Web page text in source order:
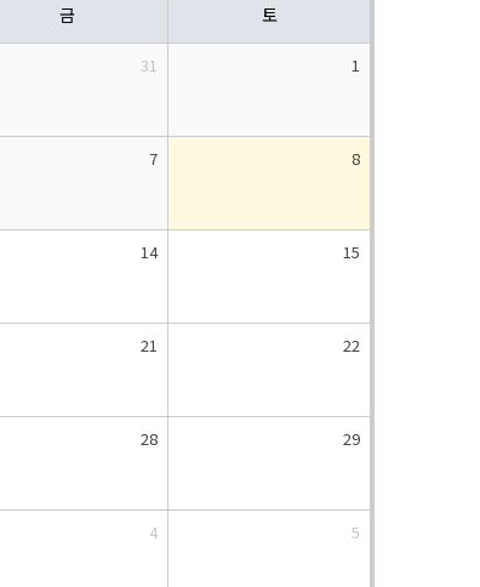
금 토
31 1
7 8
14 15
21 22
28 29
4 5